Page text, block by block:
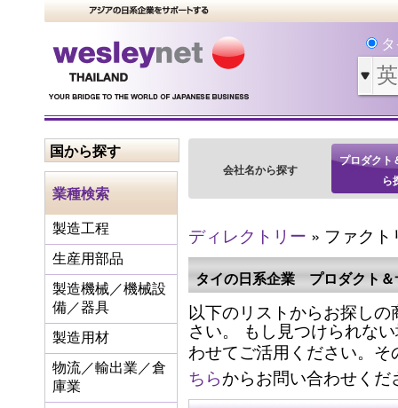
国から探す
業種検索
製造工程
生産用部品
製造機械／機械設
備／器具
製造用材
物流／輸出業／倉
庫業
会社名から探す
プロダクト
ら
ディレクトリー » ファク
タイの日系企業 プロダクト＆
以下のリストからお探し
さい。 もし見つけられな
わせてご活用ください。
ちらからお問い合わせくだ